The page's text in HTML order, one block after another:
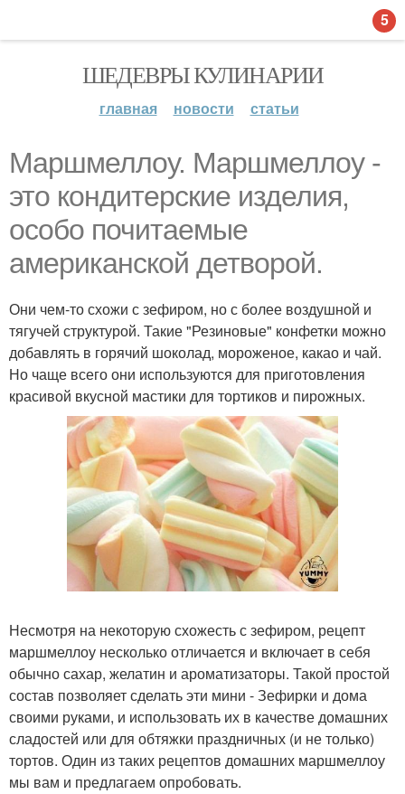
ШЕДЕВРЫ КУЛИНАРИИ
главная новости статьи
Маршмеллоу. Маршмеллоу -
это кондитерские изделия,
особо почитаемые
американской детворой.
Они чем-то схожи с зефиром, но с более воздушной и
тягучей структурой. Такие "Резиновые" конфетки можно
добавлять в горячий шоколад, мороженое, какао и чай.
Но чаще всего они используются для приготовления
красивой вкусной мастики для тортиков и пирожных.
Несмотря на некоторую схожесть с зефиром, рецепт
маршмеллоу несколько отличается и включает в себя
обычно сахар, желатин и ароматизаторы. Такой простой
состав позволяет сделать эти мини - Зефирки и дома
своими руками, и использовать их в качестве домашних
сладостей или для обтяжки праздничных (и не только)
тортов. Один из таких рецептов домашних маршмеллоу
мы вам и предлагаем опробовать.
5